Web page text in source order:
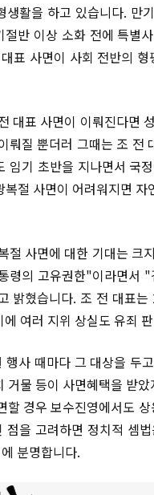
생활을 하고 있습니다. 만
절반 이상 소화 전에 특별
표 사면이 사회 전반의
대표 사면이 이뤄진다면
뤄질 뿐더러 그때는 조 전
임기 초반을 지나면서 국
절 사면이 어려워지면
절 사면에 대한 기대는 크
령의 고유권한"이라면서
밝혔습니다. 조 전 대표
여러 지위 상실도 유죄
행사 때마다 그 대상을 두
거물 등이 사면혜택을 받
할 경우 보수진영에서도
점을 고려하면 정치적 셈
분명합니다.